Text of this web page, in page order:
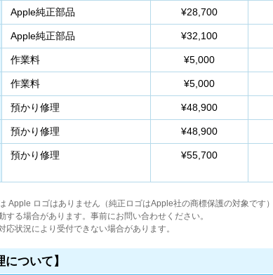
Apple純正部品 ¥28,700
Apple純正部品 ¥32,100
作業料 ¥5,000
作業料 ¥5,000
預かり修理 ¥48,900
預かり修理 ¥48,900
預かり修理 ¥55,700
Apple ロゴはありません（純正ロゴはApple社の商標保護の対象です）
る場合があります。事前にお問い合わせください。
状況により受付できない場合があります。
ついて】